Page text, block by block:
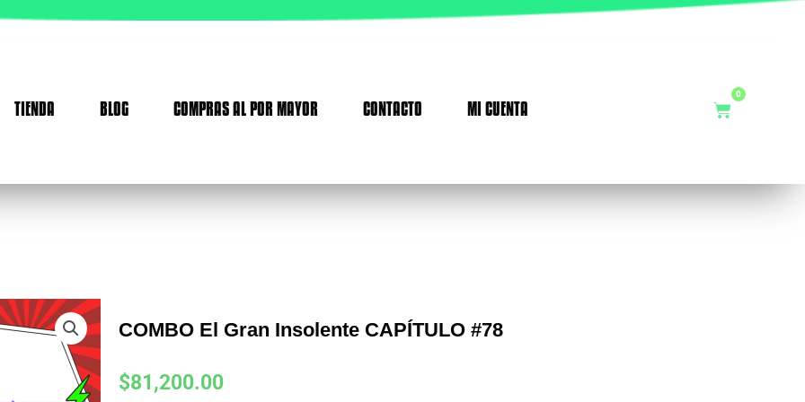
TIENDA BLOG COMPRAS AL POR MAYOR CONTACTO MI CUENTA
0
Cart
COMBO El Gran Insolente CAPÍTULO #78
$81,200.00